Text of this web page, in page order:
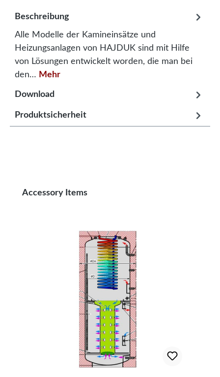
Beschreibung
Alle Modelle der Kamineinsätze und
Heizungsanlagen von HAJDUK sind mit Hilfe
von Lösungen entwickelt worden, die man bei
den… Mehr
Download
Produktsicherheit
Produktgalerie überspringen
Accessory Items